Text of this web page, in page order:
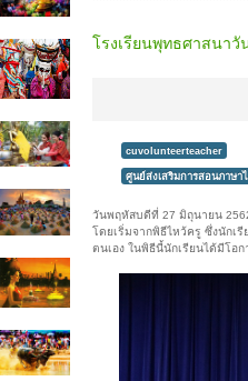
โรงเรียนพุทธศาสนา
cuvolunteerteacher
ศูนย์ส่งเสริมการสอนภาษา
วันพฤหัสบดีที่ 27 มิถุนายน
โดยเริ่มจากพิธีไหว้ครู ซึ่งนักเ
ตนเอง ในพิธีนี้นักเรียนได้มีโ